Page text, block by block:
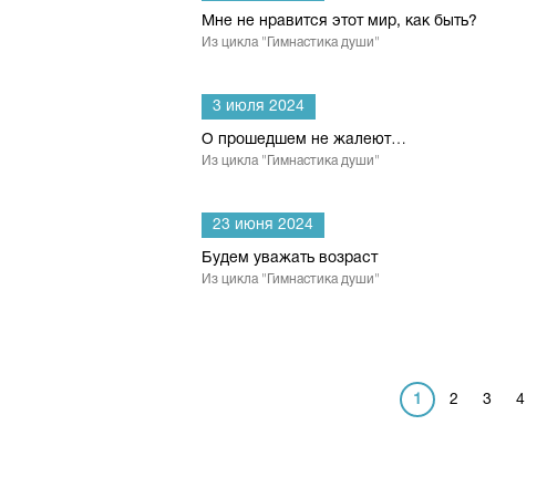
Мне не нравится этот мир, как быть?
Из цикла "Гимнастика души"
3 июля 2024
О прошедшем не жалеют…
Из цикла "Гимнастика души"
23 июня 2024
Будем уважать возраст
Из цикла "Гимнастика души"
1 2 3 4